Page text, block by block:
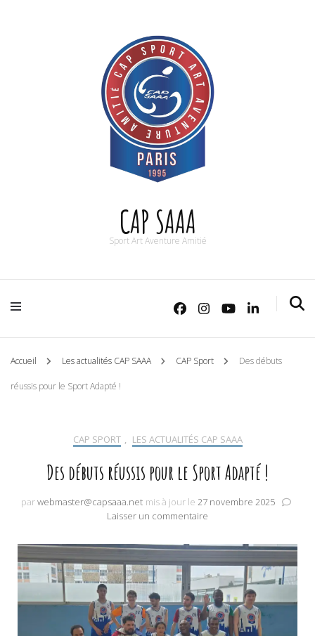
CAP SAAA
Sport Art Aventure Amitié
Accueil Les actualités CAP SAAA CAP Sport Des débuts
réussis pour le Sport Adapté !
CAP SPORT , LES ACTUALITÉS CAP SAAA
Des débuts réussis pour le Sport Adapté !
parwebmaster@capsaaa.net mis à jour le 27 novembre 2025
Laisser un commentaire
débuts
pour
le
Sport
Adapté
!